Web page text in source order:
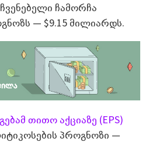
ჩამორჩა
— $9.15 მილიარდს.
თითო აქციაზე (EPS)
პროგნოზი —